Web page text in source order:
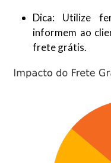
Dica: Utilize
informem ao
frete grátis.